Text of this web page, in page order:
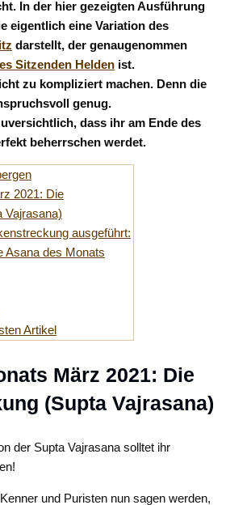
In der hier gezeigten Ausführung
eigentlich eine Variation des
darstellt, der genaugenommen
Sitzenden Helden ist.
zu kompliziert machen. Denn die
genug.
dass ihr am Ende des
beherrschen werdet.
2021: Die
Vajrasana)
ausgeführt:
Asana des Monats
Artikel
März 2021: Die
(Supta Vajrasana)
und Puristen nun sagen werden,